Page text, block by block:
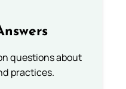
questions about
practices.